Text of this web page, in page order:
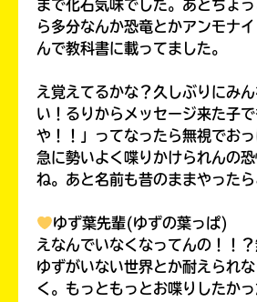
まで化石気味でした。あとちょ
ら多分なんか恐竜とかアンモナ
んで教科書に載ってました。
え覚えてるかな？久しぶりにみ
い！るりからメッセージ来た子
や！！」ってなったら無視でお
急に勢いよく喋りかけられんの
ね。あと名前も昔のままやった
ゆず葉先輩(ゆずの葉っぱ)
えなんでいなくなってんの！！
ゆずがいない世界とか耐えられ
く。もっともっとお喋りしたか